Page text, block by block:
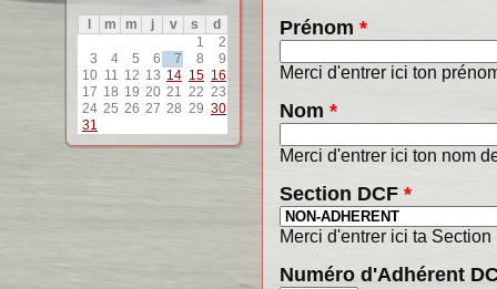
m m j v s
d
1
2
3
4 5 6 7 8
9
10 11 12 13 14 15 16
17 18 19 20 21 22 23
24 25 26 27 28 29 30
31
Prénom *
Merci d'entrer ici ton
Nom *
Merci d'entrer ici ton nom
Section DCF *
Merci d'entrer ici ta
Numéro d'Adhérent